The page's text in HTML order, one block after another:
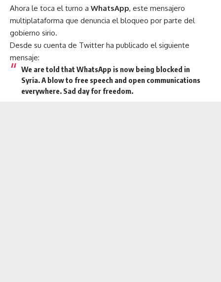
Ahora le toca el turno a WhatsApp, este mensajero
multiplataforma que denuncia el bloqueo por parte del
gobierno sirio.
Desde su cuenta de Twitter ha publicado el siguiente
mensaje:
We are told that WhatsApp is now being blocked in
Syria. A blow to free speech and open communications
everywhere. Sad day for freedom.